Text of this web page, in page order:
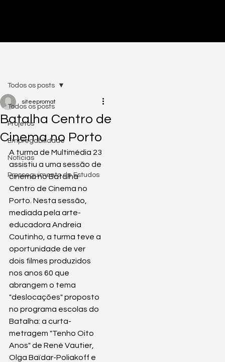
Todos os posts
Projetos
Empregabilidade
Notícias
Prosseguimento de Estudos
Todos os posts
Batalha Centro de
Cinema no Porto
siteepromat
A turma de Multimédia 23
assistiu a uma sessão de
cinema no Batalha
Centro de Cinema no
Porto. Nesta sessão,
mediada pela arte-
educadora Andreia
Coutinho, a turma teve a
oportunidade de ver
dois filmes produzidos
nos anos 60 que
abrangem o tema
"deslocações" proposto
no programa escolas do
Batalha: a curta-
metragem "Tenho Oito
Anos" de René Vautier,
Olga Baïdar-Poliakoff e